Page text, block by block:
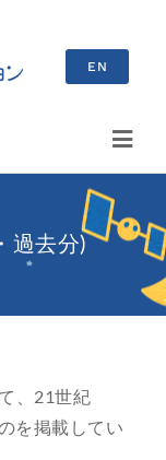
EN
過去分)
、21世紀
を掲載してい